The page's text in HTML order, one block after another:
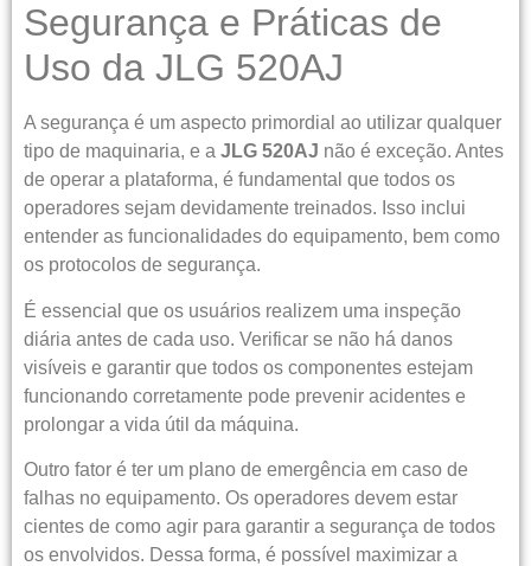
Segurança e Práticas de
Uso da JLG 520AJ
A segurança é um aspecto primordial ao utilizar qualquer
tipo de maquinaria, e a JLG 520AJ não é exceção. Antes
de operar a plataforma, é fundamental que todos os
operadores sejam devidamente treinados. Isso inclui
entender as funcionalidades do equipamento, bem como
os protocolos de segurança.
É essencial que os usuários realizem uma inspeção
diária antes de cada uso. Verificar se não há danos
visíveis e garantir que todos os componentes estejam
funcionando corretamente pode prevenir acidentes e
prolongar a vida útil da máquina.
Outro fator é ter um plano de emergência em caso de
falhas no equipamento. Os operadores devem estar
cientes de como agir para garantir a segurança de todos
os envolvidos. Dessa forma, é possível maximizar a